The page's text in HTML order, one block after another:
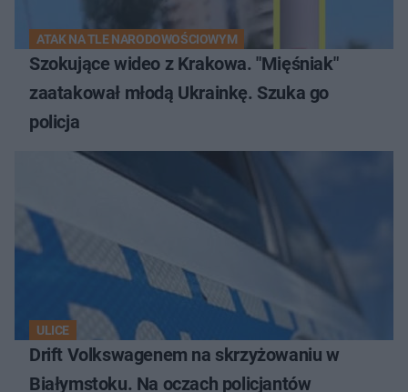
ATAK NA TLE NARODOWOŚCIOWYM
Szokujące wideo z Krakowa. "Mięśniak"
zaatakował młodą Ukrainkę. Szuka go
policja
ULICE
Drift Volkswagenem na skrzyżowaniu w
Białymstoku. Na oczach policjantów